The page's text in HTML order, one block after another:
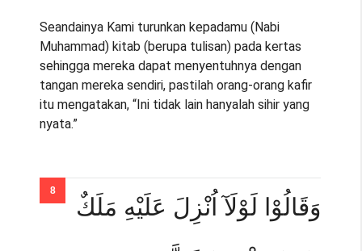
Seandainya Kami turunkan kepadamu (Nabi
Muhammad) kitab (berupa tulisan) pada kertas
sehingga mereka dapat menyentuhnya dengan
tangan mereka sendiri, pastilah orang-orang kafir
itu mengatakan, “Ini tidak lain hanyalah sihir yang
nyata.”
وَقَالُوْا لَوْلَآ اُنْزِلَ عَلَيْهِ مَلَكٌ